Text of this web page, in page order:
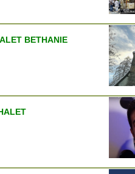
BETHANIE